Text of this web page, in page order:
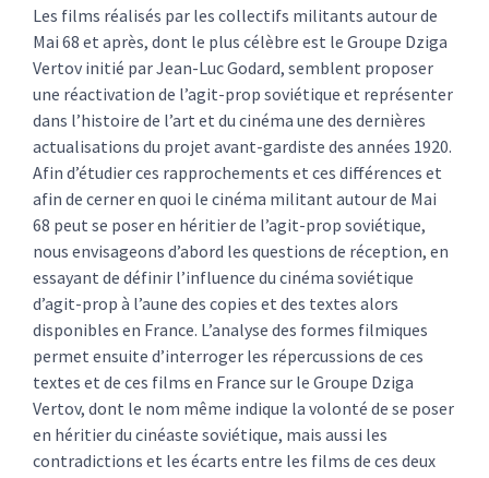
Citer cet article
Auteur
Les films réalisés par les collectifs militants autour de
Mai 68 et après, dont le plus célèbre est le Groupe Dziga
Vertov initié par Jean-Luc Godard, semblent proposer
une réactivation de l’agit-prop soviétique et représenter
dans l’histoire de l’art et du cinéma une des dernières
actualisations du projet avant-gardiste des années 1920.
Afin d’étudier ces rapprochements et ces différences et
afin de cerner en quoi le cinéma militant autour de Mai
68 peut se poser en héritier de l’agit-prop soviétique,
nous envisageons d’abord les questions de réception, en
essayant de définir l’influence du cinéma soviétique
d’agit-prop à l’aune des copies et des textes alors
disponibles en France. L’analyse des formes filmiques
permet ensuite d’interroger les répercussions de ces
textes et de ces films en France sur le Groupe Dziga
Vertov, dont le nom même indique la volonté de se poser
en héritier du cinéaste soviétique, mais aussi les
contradictions et les écarts entre les films de ces deux